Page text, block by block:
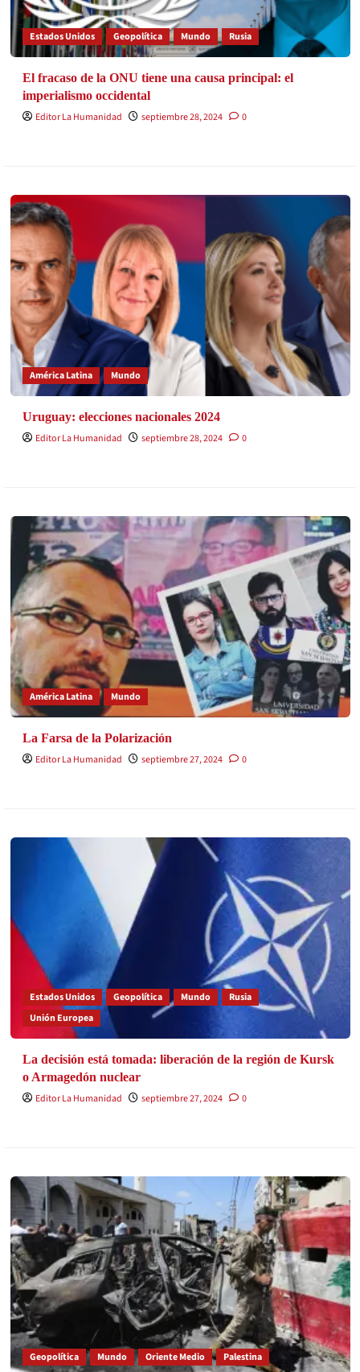
Estados Unidos Geopolítica Mundo Rusia
El fracaso de la ONU tiene una causa principal: el
imperialismo occidental
Editor La Humanidad
septiembre 28, 2024 0
América Latina Mundo
Uruguay: elecciones nacionales 2024
Editor La Humanidad
septiembre 28, 2024 0
América Latina Mundo
La Farsa de la Polarización
Editor La Humanidad
septiembre 27, 2024 0
Estados Unidos Geopolítica Mundo
Rusia
Unión Europea
La decisión está tomada: liberación de la región de Kursk
o Armagedón nuclear
Editor La Humanidad
septiembre 27, 2024 0
Geopolítica Mundo Oriente Medio Palestina